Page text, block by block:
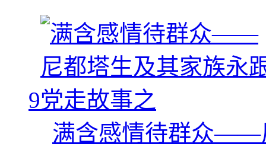
9
满含感情待群众——